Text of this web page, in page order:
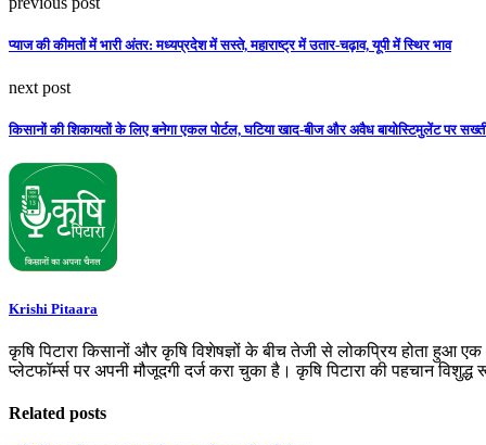
प्याज की कीमतों में भारी अंतर: मध्यप्रदेश में सस्ते, महाराष्ट्र में उतार-चढ़ाव, यूपी में स्थिर भाव
next post
किसानों की शिकायतों के लिए बनेगा एकल पोर्टल, घटिया खाद-बीज और अवैध बायोस्टिमुलेंट पर
Krishi Pitaara
कृषि पिटारा किसानों और कृषि विशेषज्ञों के बीच तेजी से लोकप्रिय होता
प्लेटफॉर्म्स पर अपनी मौजूदगी दर्ज करा चुका है। कृषि पिटारा की पहचान
Related posts